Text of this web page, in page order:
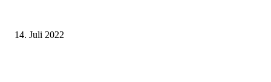
14. Juli 2022